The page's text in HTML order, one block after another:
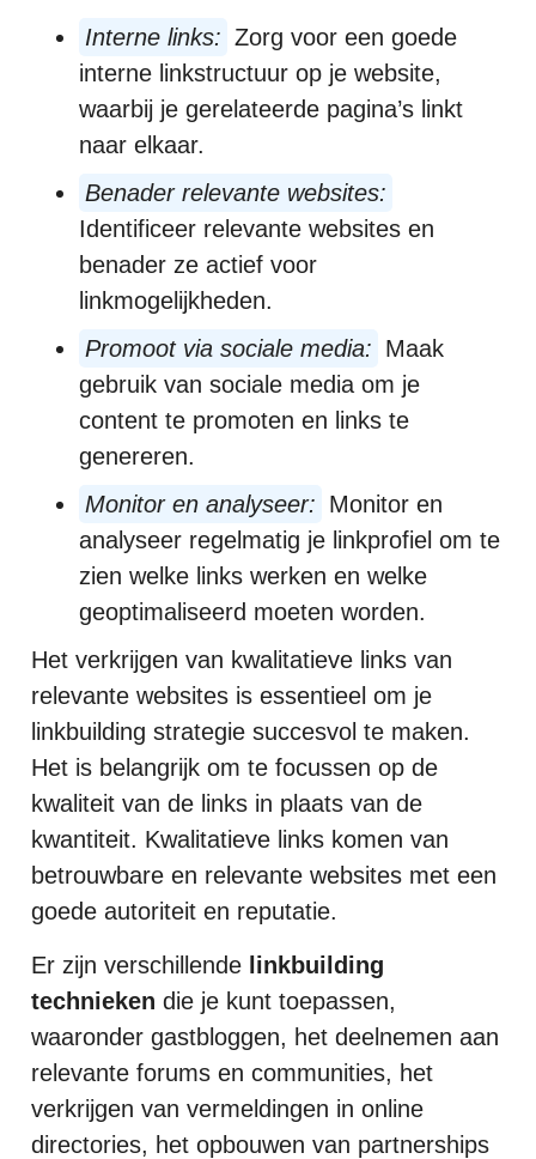
Interne links: Zorg voor een goede
interne linkstructuur op je website,
waarbij je gerelateerde pagina’s linkt
naar elkaar.
Benader relevante websites:
Identificeer relevante websites en
benader ze actief voor
linkmogelijkheden.
Promoot via sociale media: Maak
gebruik van sociale media om je
content te promoten en links te
genereren.
Monitor en analyseer: Monitor en
analyseer regelmatig je linkprofiel om te
zien welke links werken en welke
geoptimaliseerd moeten worden.
Het verkrijgen van kwalitatieve links van
relevante websites is essentieel om je
linkbuilding strategie succesvol te maken.
Het is belangrijk om te focussen op de
kwaliteit van de links in plaats van de
kwantiteit. Kwalitatieve links komen van
betrouwbare en relevante websites met een
goede autoriteit en reputatie.
Er zijn verschillende linkbuilding
technieken die je kunt toepassen,
waaronder gastbloggen, het deelnemen aan
relevante forums en communities, het
verkrijgen van vermeldingen in online
directories, het opbouwen van partnerships